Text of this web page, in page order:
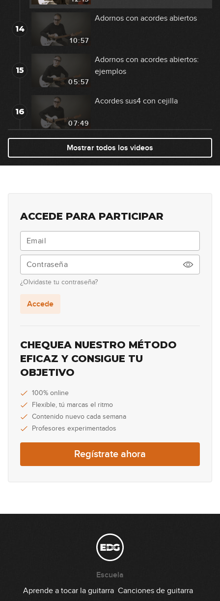
14
10:57
Adornos con acordes abiertos
15
05:57
Adornos con acordes abiertos:
ejemplos
16
07:49
Acordes sus4 con cejilla
06:25
Acordes sus2 con cejilla
18
20
22
13:21
Acordes Maj7 con fundamental
en 6a, 5a y 4a cuerda
23
17:13
6a, 5a y 4a cuerda
24
10:33
Ejemplo real con acordes Maj7,
m7 y 7 (Parte 1)
25
Mostrar todos los videos
ACCEDE PARA PARTICIPAR
¿Olvidaste tu contraseña?
Accede
CHEQUEA NUESTRO MÉTODO
EFICAZ Y CONSIGUE TU
OBJETIVO
100% online
Flexible, tú marcas el ritmo
Contenido nuevo cada semana
Profesores experimentados
Regístrate ahora
Escuela
Aprende a tocar la guitarra Canciones de guitarra